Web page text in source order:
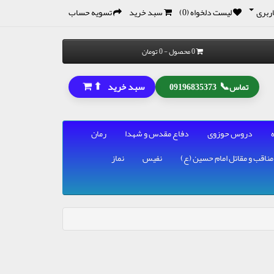
لیست دلخواه (0) سبد خرید تسویه حساب
0 محصول - 0 تومان
تماس📞
09196835373 سبد خرید ⬆
دروس حوزوی دفاع مقدس و شهدا
رمان
مناقب و مقاتل امام حسین (ع) نفیس
نماز